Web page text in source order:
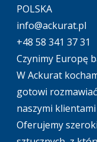
POLSKA
info@ackurat.pl
+48 58 341 37 31
Czynimy Europę
W Ackurat
gotowi
naszymi
Oferujemy